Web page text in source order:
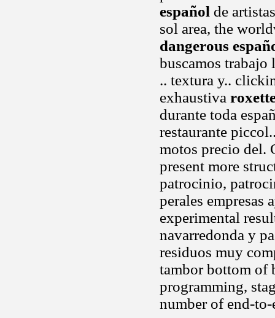
español de
sol area, the
dangerous
buscamos
.. textura y..
exhaustiva
durante toda
restaurante
motos precio del.
present more
patrocinio,
perales empresas
experimental
navarredonda y
residuos muy
tambor bottom of
programming,
number of end-